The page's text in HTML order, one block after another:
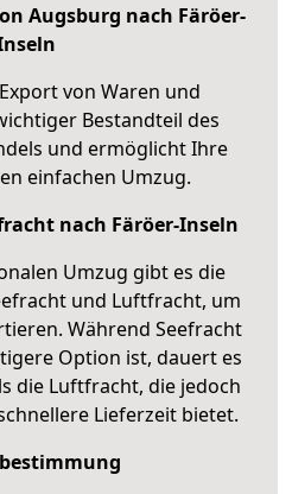
Augsburg nach Färöer-
von Waren und
Bestandteil des
und ermöglicht Ihre
einfachen Umzug.
nach Färöer-Inseln
Umzug gibt es die
und Luftfracht, um
Während Seefracht
Option ist, dauert es
die Luftfracht, die jedoch
Lieferzeit bietet.